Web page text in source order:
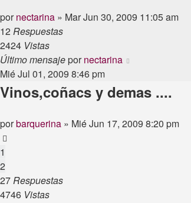
por nectarina » Mar Jun 30, 2009 11:05 am
12 Respuestas
2424 Vistas
Último mensaje por nectarina
Mié Jul 01, 2009 8:46 pm
Vinos,coñacs y demas ....
porbarquerina » Mié Jun 17, 2009 8:20 pm
1
2
27Respuestas
4746 Vistas